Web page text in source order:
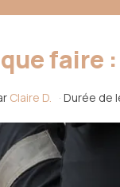
faire
Claire D. · Durée de